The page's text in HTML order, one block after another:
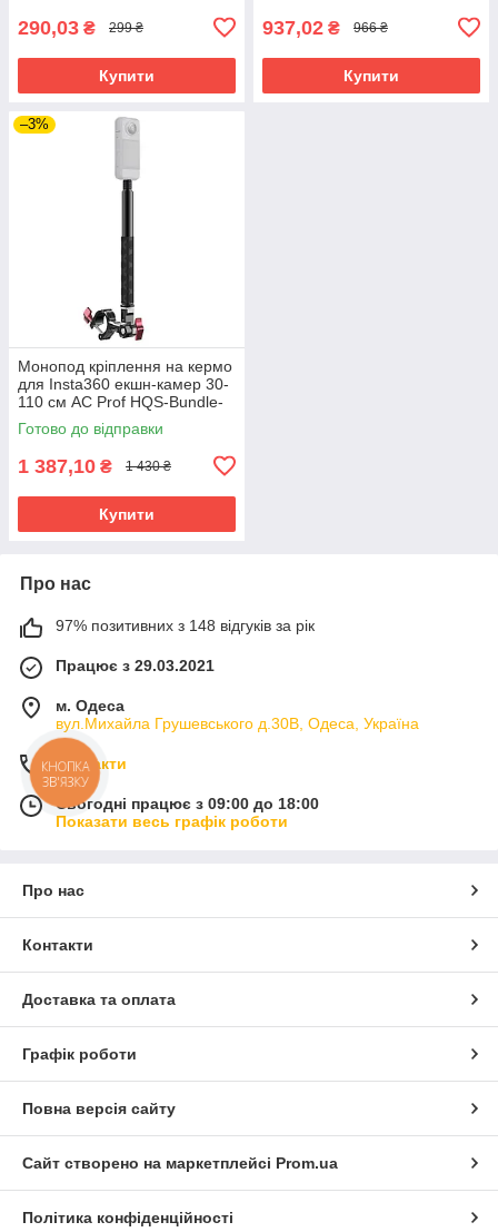
290,03 ₴ 299 ₴
Купити
937,02 ₴ 966 ₴
Купити
–3%
Монопод кріплення на кермо
для Insta360 екшн-камер 30-
110 см AC Prof HQS-Bundle-
N05
Готово до відправки
1 387,10 ₴ 1 430 ₴
Купити
Про нас
97% позитивних з 148 відгуків за рік
Працює з 29.03.2021
м. Одеса
вул.Михайла Грушевського д.30В, Одеса, Україна
Контакти
Сьогодні працює з 09:00 до 18:00
Показати весь графік роботи
Про нас
Контакти
Доставка та оплата
Графік роботи
Повна версія сайту
Сайт створено на маркетплейсі Prom.ua
Політика конфіденційності
КНОПКА
ЗВ'ЯЗКУ